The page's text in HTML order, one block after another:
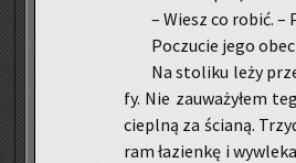
– Wiesz co robić. –
Po­czu­cie jego
Na sto­li­ku leży
fy. Nie za­uwa­ży­łem
ciepl­ną za ścia­ną.
ram ła­zien­kę i